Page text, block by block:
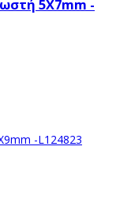
5X7mm -